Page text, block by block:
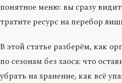
понятное меню: вы сразу
тратите ресурс на перебор
В этой статье разберём, как
по сезонам без хаоса: что
убрать на хранение, как всё